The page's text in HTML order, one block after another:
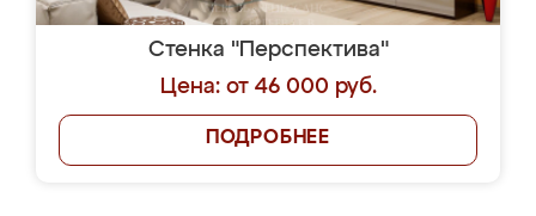
Стенка "Перспектива"
Цена: от 46 000 руб.
ПОДРОБНЕЕ